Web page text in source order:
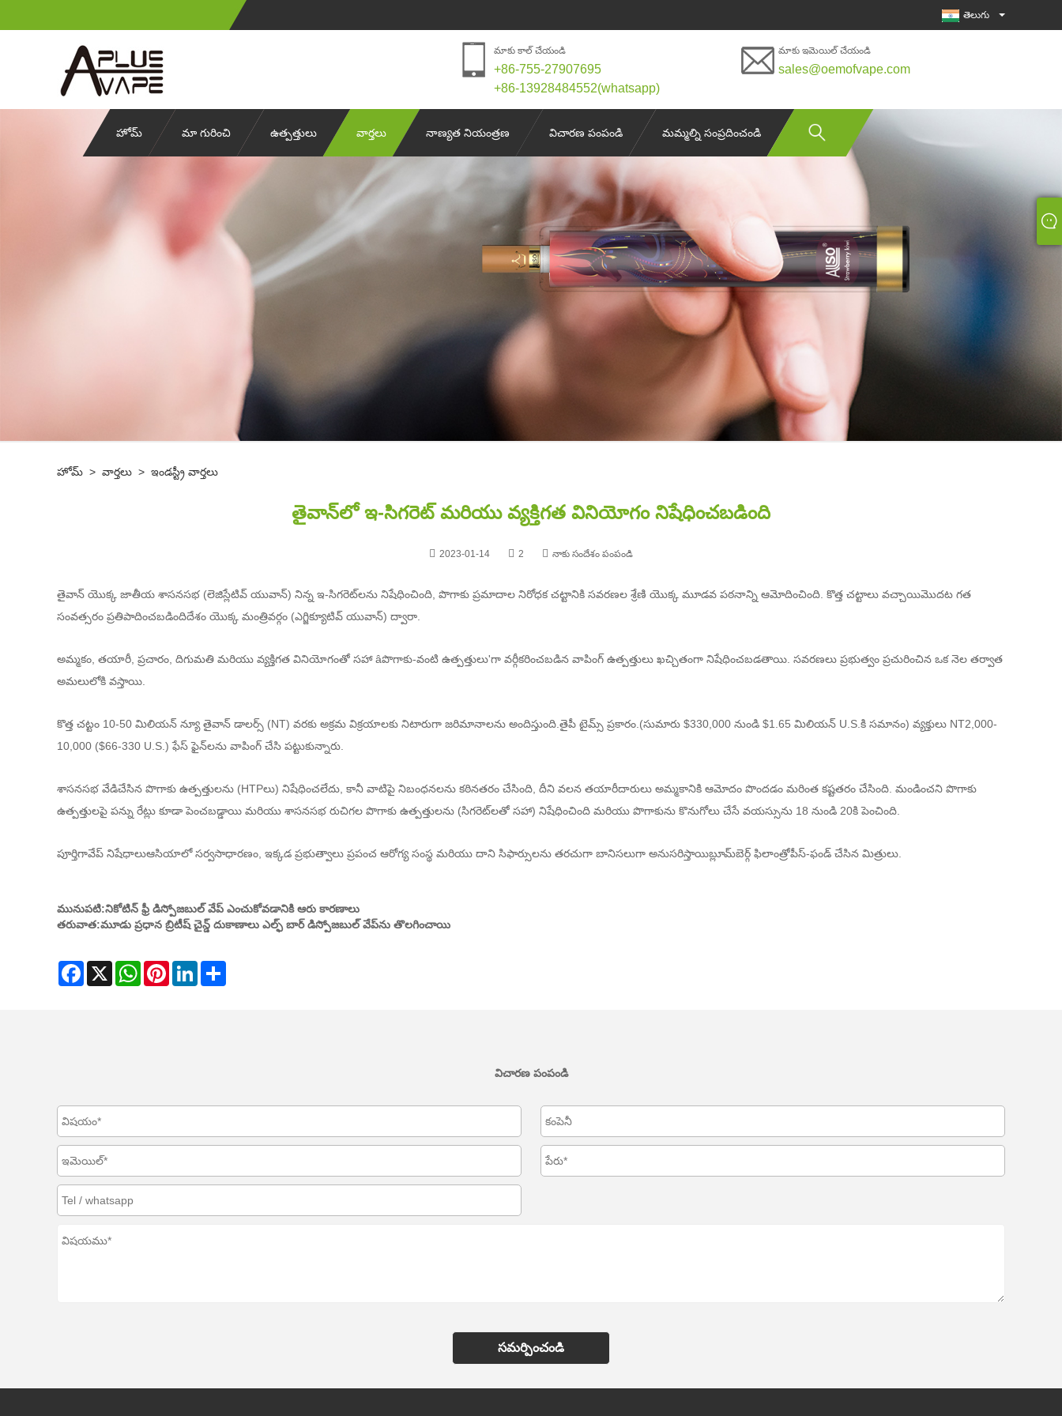
తెలుగు
మాకు కాల్ చేయండి
+86-755-27907695
+86-13928484552(whatsapp)
మాకు ఇమెయిల్ చేయండి
sales@oemofvape.com
హోమ్ మా గురించి ఉత్పత్తులు వార్తలు నాణ్యత నియంత్రణ విచారణ పంపండి మమ్మల్ని సంప్రదించండి
హోమ్ > వార్తలు > ఇండస్ట్రీ వార్తలు
తైవాన్‌లో ఇ-సిగరెట్ మరియు వ్యక్తిగత వినియోగం నిషేధించబడింది
2023-01-14 2 నాకు సందేశం పంపండి
తైవాన్ యొక్క జాతీయ శాసనసభ (లెజిస్లేటివ్ యువాన్) నిన్న ఇ-సిగరెట్‌లను నిషేధించింది, పొగాకు ప్రమాదాల నిరోధక చట్టానికి సవరణల శ్రేణి యొక్క మూడవ పఠనాన్ని ఆమోదించింది. కొత్త చట్టాలు వచ్చాయిమొదట గత
సంవత్సరం ప్రతిపాదించబడిందిదేశం యొక్క మంత్రివర్గం (ఎగ్జిక్యూటివ్ యువాన్) ద్వారా.
అమ్మకం, తయారీ, ప్రచారం, దిగుమతి మరియు వ్యక్తిగత వినియోగంతో సహా âపొగాకు-వంటి ఉత్పత్తులు'గా వర్గీకరించబడిన వాపింగ్ ఉత్పత్తులు ఖచ్చితంగా నిషేధించబడతాయి. సవరణలు ప్రభుత్వం ప్రచురించిన ఒక నెల తర్వాత
అమలులోకి వస్తాయి.
కొత్త చట్టం 10-50 మిలియన్ న్యూ తైవాన్ డాలర్స్ (NT) వరకు అక్రమ విక్రయాలకు నిటారుగా జరిమానాలను అందిస్తుంది. తైపీ టైమ్స్ ప్రకారం (సుమారు $330,000 నుండి $1.65 మిలియన్ U.S.కి సమానం) వ్యక్తులు NT2,000-
10,000 ($66-330 U.S.) ఫేస్ ఫైన్‌లను వాపింగ్ చేసి పట్టుకున్నారు.
శాసనసభ వేడిచేసిన పొగాకు ఉత్పత్తులను (HTPలు) నిషేధించలేదు, కానీ వాటిపై నిబంధనలను కఠినతరం చేసింది, దీని వలన తయారీదారులు అమ్మకానికి ఆమోదం పొందడం మరింత కష్టతరం చేసింది. మండించని పొగాకు
ఉత్పత్తులపై పన్ను రేట్లు కూడా పెంచబడ్డాయి మరియు శాసనసభ రుచిగల పొగాకు ఉత్పత్తులను (సిగరెట్‌లతో సహా) నిషేధించింది మరియు పొగాకును కొనుగోలు చేసే వయస్సును 18 నుండి 20కి పెంచింది.
పూర్తిగావేప్ నిషేధాలుఆసియాలో సర్వసాధారణం, ఇక్కడ ప్రభుత్వాలు ప్రపంచ ఆరోగ్య సంస్థ మరియు దాని సిఫార్సులను తరచుగా బానిసలుగా అనుసరిస్తాయిబ్లూమ్‌బెర్గ్ ఫిలాంత్రోపీస్-ఫండ్ చేసిన మిత్రులు
మునుపటి:నికోటిన్ ఫ్రీ డిస్పోజబుల్ వేప్ ఎంచుకోవడానికి ఆరు కారణాలు
తరువాత:మూడు ప్రధాన బ్రిటీష్ చైన్డ్ దుకాణాలు ఎల్ఫ్ బార్ డిస్పోజబుల్ వేప్‌ను తొలగించాయి
Facebook WhatsAppPinterestLinkedIn
విచారణ పంపండి
సమర్పించండి